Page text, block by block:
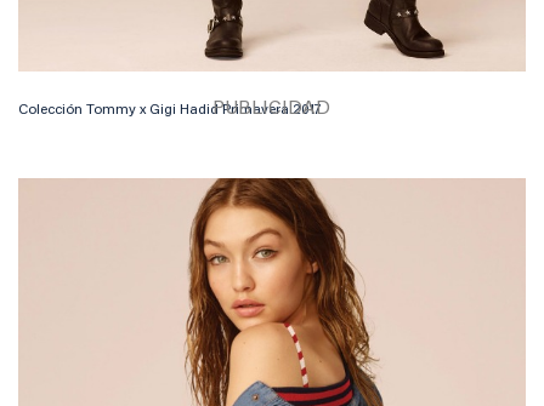
Colección Tommy x Gigi Hadid Primavera 2017